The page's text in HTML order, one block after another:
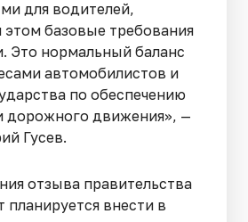
для водителей,
этом базовые требования
Это нормальный баланс
автомобилистов и
по обеспечению
дорожного движения», —
Гусев.
отзыва правительства
планируется внести в